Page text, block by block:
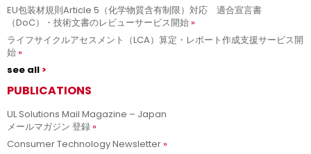
EU包装材規則Article 5（化学物質含有制限）対応 適合宣言書
（DoC）・技術文書のレビューサービス開始
ライフサイクルアセスメント（LCA）算定・レポート作成支援サービス開
始
see all
PUBLICATIONS
UL Solutions Mail Magazine – Japan
メールマガジン 登録
Consumer Technology Newsletter